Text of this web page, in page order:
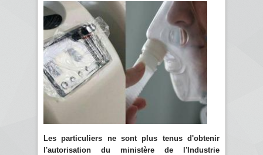
Les particuliers ne sont plus tenus d'obtenir
l'autorisation du ministère de l'Industrie